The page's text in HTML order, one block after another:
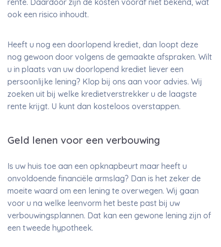
rente. Daardoor zijn de kosten vooraf niet bekend, wat
ook een risico inhoudt.
Heeft u nog een doorlopend krediet, dan loopt deze
nog gewoon door volgens de gemaakte afspraken. Wilt
u in plaats van uw doorlopend krediet liever een
persoonlijke lening? Klop bij ons aan voor advies. Wij
zoeken uit bij welke kredietverstrekker u de laagste
rente krijgt. U kunt dan kosteloos overstappen.
Geld lenen voor een verbouwing
Is uw huis toe aan een opknapbeurt maar heeft u
onvoldoende financiële armslag? Dan is het zeker de
moeite waard om een lening te overwegen. Wij gaan
voor u na welke leenvorm het beste past bij uw
verbouwingsplannen. Dat kan een gewone lening zijn of
een tweede hypotheek.